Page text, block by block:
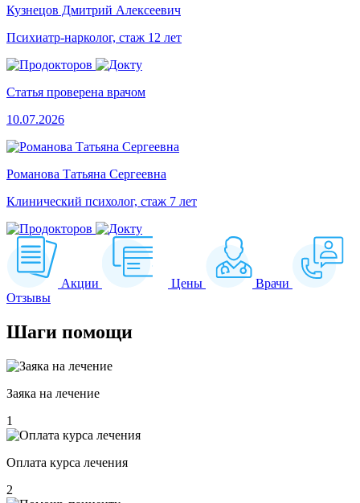
Кузнецов Дмитрий Алексеевич
Психиатр-нарколог, стаж 12 лет
Статья проверена врачом
10.07.2026
Романова Татьяна Сергеевна
Клинический психолог, стаж 7 лет
Акции Цены
Врачи
Отзывы
Шаги помощи
Заяка на лечение
1
Оплата курса лечения
2